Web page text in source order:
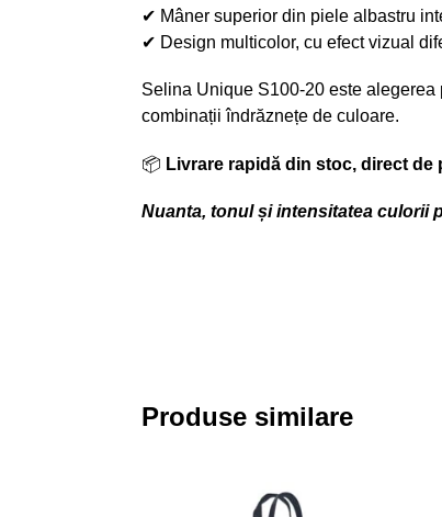
✔ Mâner superior din piele albastru
✔ Design multicolor, cu efect vizual
Selina Unique S100-20 este
combinații îndrăznețe de culoare.
📦 Livrare rapidă din stoc, direct de
Nuanta, tonul și intensitatea culorii
Produse similare